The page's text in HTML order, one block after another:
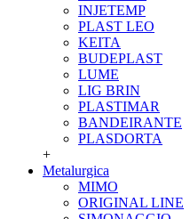
INJETEMP
PLAST LEO
KEITA
BUDEPLAST
LUME
LIG BRIN
PLASTIMAR
BANDEIRANTE
PLASDORTA
+
Metalurgica
MIMO
ORIGINAL LINE